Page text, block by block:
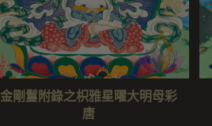
金剛鬘附錄之枳雅星曜大明母彩
唐